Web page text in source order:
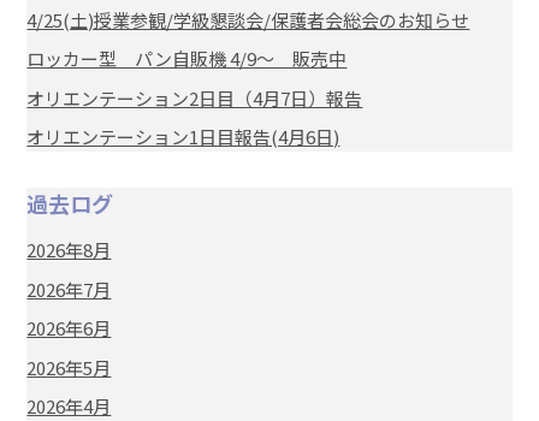
4/25(土)授業参観/学級懇談会/保護者会総会のお知らせ
ロッカー型 パン自販機 4/9～ 販売中
オリエンテーション2日目（4月7日）報告
オリエンテーション1日目報告(4月6日)
過去ログ
2026年8月
2026年7月
2026年6月
2026年5月
2026年4月